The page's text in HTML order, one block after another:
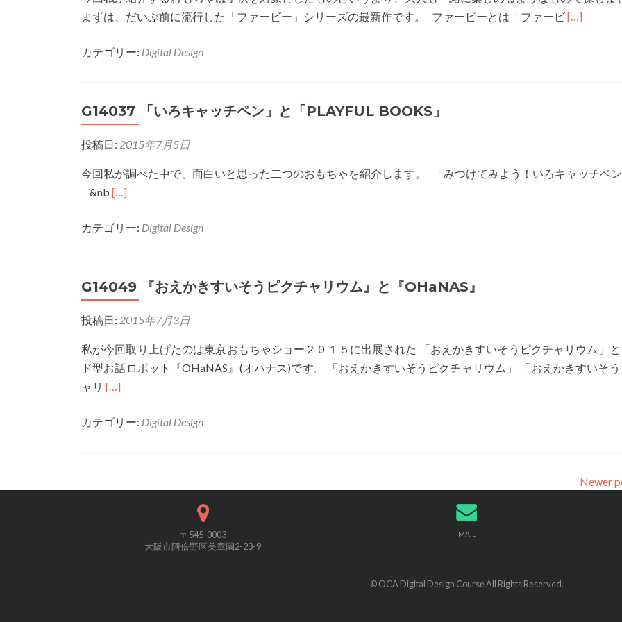
ゃ
つ
G14034
まずは、だいぶ前に流行した「ファービー」シリーズの最新作です。 ファービーとは「ファービRead
[…]
カテゴリー: Digital Design
G14037 「いろキャッチペン」と「PLAYFUL BOOKS」
投稿日: 2015年7月5日
今回私が調べた中で、面白いと思った二つのおもちゃを紹介します。 「みつけてみよう！いろキャッチ
&nb Read
about
ろ
キ
ャ
ッ
チ
と
[…]
カテゴリー: Digital Design
G14049 『おえかきすいそうピクチャリウム』と『OHaNAS』
投稿日: 2015年7月3日
私が今回取り上げたのは東京おもちゃショー２０１５に出展された 「おえかきすいそうピクチャリウム」と
ド型お話ロボット『OHaNAS』(オハナス)です。 「おえかきすいそうピクチャリウム」 「おえかきすいそ
ャリ Read
about
[…]
カテゴリー: Digital Design
Newer
〒545-0003
大阪市阿倍野区美章園2-23-9
MAIL
© OCA Digital Design Course All Rights Reserved.